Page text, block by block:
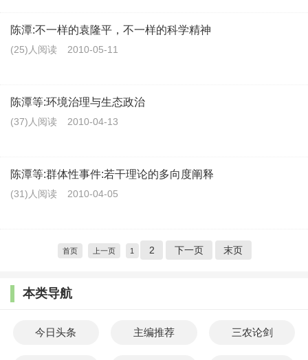
陈潭:不一样的袁隆平，不一样的科学精神
(25)人阅读 2010-05-11
陈潭等:环境治理与生态政治
(37)人阅读 2010-04-13
陈潭等:群体性事件:若干理论的多向度阐释
(31)人阅读 2010-04-05
首页 上一页 1 2 下一页 末页
本类导航
今日头条 主编推荐 三农论剑